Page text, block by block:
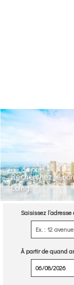
Recherchez le
Loing.
Saisissez
À partir de quand